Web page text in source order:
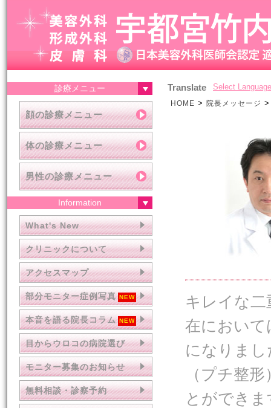
診療メニュー
顔の診療メニュー
体の診療メニュー
男性の診療メニュー
Information
What's New
クリニックについて
アクセスマップ
部分モニター症例写真
本音を語る院長コラム
目からウロコの病院選び
モニター募集のお知らせ
無料相談・診察予約
Translate Select Language
HOME > 院長メッセージ >
キレイな
在におい
になりま
（プチ整
とができ